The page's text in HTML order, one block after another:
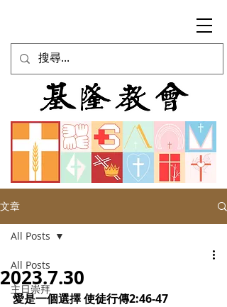
文章
All Posts
主日崇拜
All Posts
2023.7.30
愛是一個選擇 使徒行傳2:46-47